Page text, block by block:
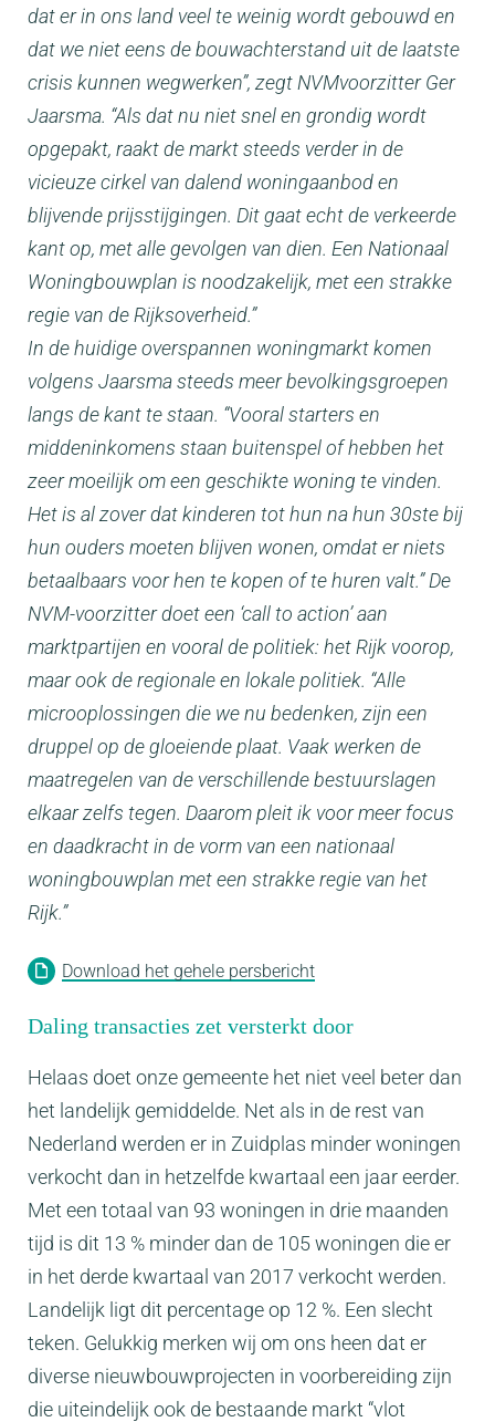
dat er in ons land veel te weinig wordt gebouwd en
dat we niet eens de bouwachterstand uit de laatste
crisis kunnen wegwerken”, zegt NVMvoorzitter Ger
Jaarsma. “Als dat nu niet snel en grondig wordt
opgepakt, raakt de markt steeds verder in de
vicieuze cirkel van dalend woningaanbod en
blijvende prijsstijgingen. Dit gaat echt de verkeerde
kant op, met alle gevolgen van dien. Een Nationaal
Woningbouwplan is noodzakelijk, met een strakke
regie van de Rijksoverheid.”
In de huidige overspannen woningmarkt komen
volgens Jaarsma steeds meer bevolkingsgroepen
langs de kant te staan. “Vooral starters en
middeninkomens staan buitenspel of hebben het
zeer moeilijk om een geschikte woning te vinden.
Het is al zover dat kinderen tot hun na hun 30ste bij
hun ouders moeten blijven wonen, omdat er niets
betaalbaars voor hen te kopen of te huren valt.” De
NVM-voorzitter doet een ‘call to action’ aan
marktpartijen en vooral de politiek: het Rijk voorop,
maar ook de regionale en lokale politiek. “Alle
microoplossingen die we nu bedenken, zijn een
druppel op de gloeiende plaat. Vaak werken de
maatregelen van de verschillende bestuurslagen
elkaar zelfs tegen. Daarom pleit ik voor meer focus
en daadkracht in de vorm van een nationaal
woningbouwplan met een strakke regie van het
Rijk.”
Download het gehele persbericht
Daling transacties zet versterkt door
Helaas doet onze gemeente het niet veel beter dan
het landelijk gemiddelde. Net als in de rest van
Nederland werden er in Zuidplas minder woningen
verkocht dan in hetzelfde kwartaal een jaar eerder.
Met een totaal van 93 woningen in drie maanden
tijd is dit 13 % minder dan de 105 woningen die er
in het derde kwartaal van 2017 verkocht werden.
Landelijk ligt dit percentage op 12 %. Een slecht
teken. Gelukkig merken wij om ons heen dat er
diverse nieuwbouwprojecten in voorbereiding zijn
die uiteindelijk ook de bestaande markt “vlot